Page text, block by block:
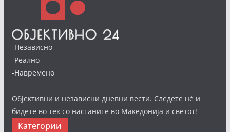
-Независно
-Реално
-Навремено
Објективни и независни дневни вести. Следете нè и
бидете во тек со настаните во Македонија и светот!
Категории